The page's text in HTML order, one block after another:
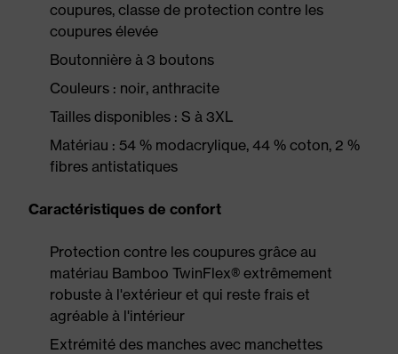
coupures, classe de protection contre les
coupures élevée
Boutonnière à 3 boutons
Couleurs : noir, anthracite
Tailles disponibles : S à 3XL
Matériau : 54 % modacrylique, 44 % coton, 2 %
fibres antistatiques
Caractéristiques de confort
Protection contre les coupures grâce au
matériau Bamboo TwinFlex® extrêmement
robuste à l'extérieur et qui reste frais et
agréable à l'intérieur
Extrémité des manches avec manchettes